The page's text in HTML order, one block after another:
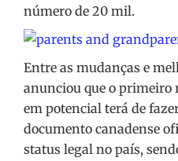
número de 20 mil.
Entre as mudanças e
anunciou que o primeiro
em potencial terá de
documento canadense
status legal no país,